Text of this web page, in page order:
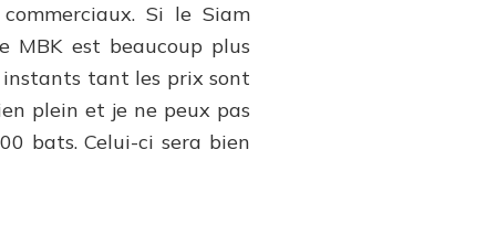
Si le Siam
MBK est beaucoup plus
tant les prix sont
plein et je ne peux pas
bats. Celui-ci sera bien